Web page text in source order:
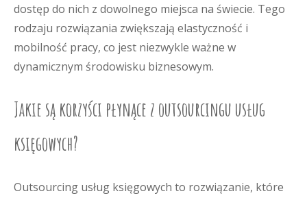
dostęp do nich z dowolnego miejsca na świecie. Tego
rodzaju rozwiązania zwiększają elastyczność i
mobilność pracy, co jest niezwykle ważne w
dynamicznym środowisku biznesowym.
Jakie są korzyści płynące z outsourcingu usług
księgowych?
Outsourcing usług księgowych to rozwiązanie, które